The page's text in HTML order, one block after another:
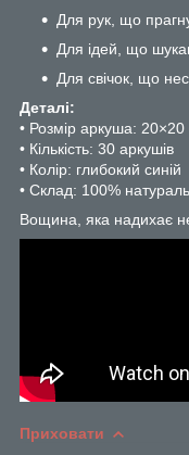
Для рук, що
Для ідей, що
Для свічок, що
Деталі:
• Розмір аркуша: 20×20
• Кількість: 30 аркушів
• Колір: глибокий синій
• Склад: 100%
Вощина, яка надихає
Приховати